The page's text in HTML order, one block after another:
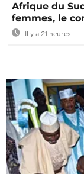
Afrique du
femmes, le
Il y a 21 heures